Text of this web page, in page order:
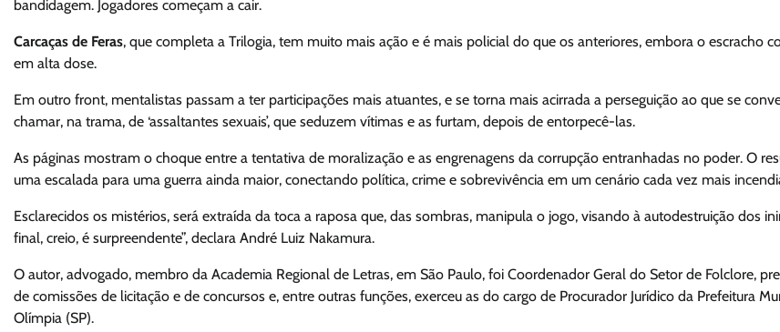
bandidagem. Jogadores começam a cair.
Carcaças de Feras, que completa a Trilogia, tem muito mais ação e é mais policial do que os anteriores, embora o escracho
em alta dose.
Em outro front, mentalistas passam a ter participações mais atuantes, e se torna mais acirrada a perseguição ao que se
chamar, na trama, de ‘assaltantes sexuais’, que seduzem vítimas e as furtam, depois de entorpecê-las.
As páginas mostram o choque entre a tentativa de moralização e as engrenagens da corrupção entranhadas no poder. O
uma escalada para uma guerra ainda maior, conectando política, crime e sobrevivência em um cenário cada vez mais
Esclarecidos os mistérios, será extraída da toca a raposa que, das sombras, manipula o jogo, visando à autodestruição dos
final, creio, é surpreendente”, declara André Luiz Nakamura.
O autor, advogado, membro da Academia Regional de Letras, em São Paulo, foi Coordenador Geral do Setor de Folclore,
de comissões de licitação e de concursos e, entre outras funções, exerceu as do cargo de Procurador Jurídico da Prefeitura
Olímpia (SP).